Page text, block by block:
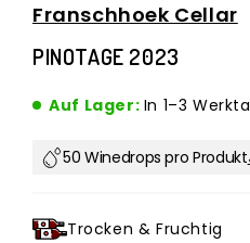
Modal
Franschhoek Cellar
PINOTAGE 2023
Auf Lager: In 1–3
50 Winedrops pro Produkt
Trocken & Fruchtig